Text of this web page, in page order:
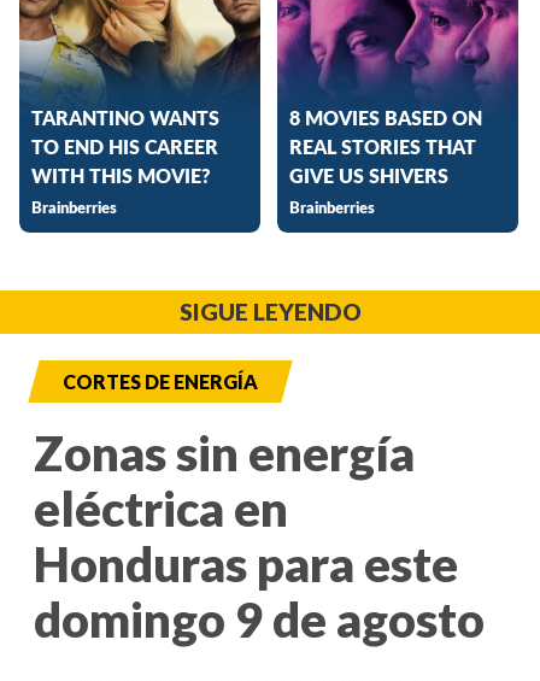
SIGUE LEYENDO
CORTES DE ENERGÍA
Zonas sin energía
eléctrica en
Honduras para este
domingo 9 de agosto